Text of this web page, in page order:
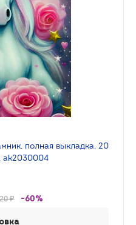
полная выкладка, 20
ak2030004
₽ -60%